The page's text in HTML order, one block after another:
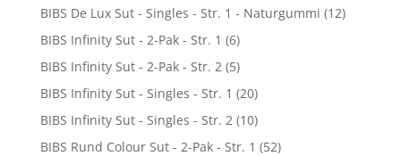
BIBS De Lux Sut - Singles - Str. 1 - Naturgummi (12)
BIBS Infinity Sut - 2-Pak - Str. 1 (6)
BIBS Infinity Sut - 2-Pak - Str. 2 (5)
BIBS Infinity Sut - Singles - Str. 1 (20)
BIBS Infinity Sut - Singles - Str. 2 (10)
BIBS Rund Colour Sut - 2-Pak - Str. 1 (52)